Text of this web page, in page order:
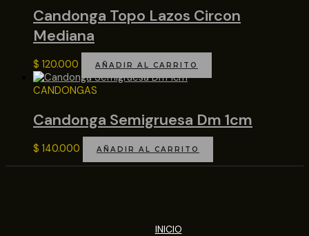
Candonga Topo Lazos Circon
Mediana
$ 120.000 AÑADIR AL CARRITO
CANDONGAS
Candonga Semigruesa Dm 1cm
$ 140.000 AÑADIR AL CARRITO
INICIO